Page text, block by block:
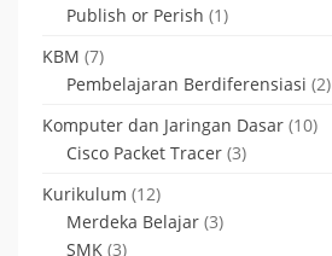
Publish or Perish (1)
KBM (7)
Pembelajaran Berdiferensiasi (2)
Komputer dan Jaringan Dasar (10)
Cisco Packet Tracer (3)
Kurikulum (12)
Merdeka Belajar (3)
SMK (3)